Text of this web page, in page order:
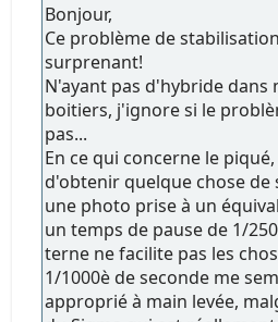
Bonjour,
Ce problème de
surprenant!
N'ayant pas d'hybride dans
boitiers, j'ignore si le
pas...
En ce qui concerne le
d'obtenir quelque chose de
une photo prise à un
un temps de pause de 1/
terne ne facilite pas les
1/1000è de seconde me
approprié à main levée,